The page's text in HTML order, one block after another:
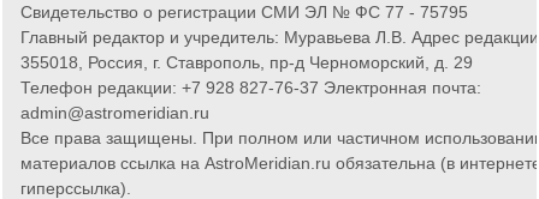
Свидетельство о регистрации СМИ ЭЛ № ФС 77 - 75795
Главный редактор и учредитель: Муравьева Л.В. Адрес
355018, Россия, г. Ставрополь, пр-д Черноморский, д. 29
Телефон редакции: +7 928 827-76-37 Электронная почта:
admin@astromeridian.ru
Все права защищены. При полном или частичном
материалов ссылка на AstroMeridian.ru обязательна (в
гиперссылка).